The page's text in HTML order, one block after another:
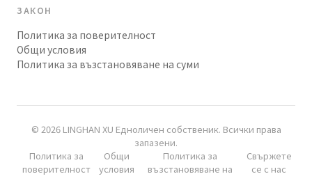
ЗАКОН
Политика за поверителност
Общи условия
Политика за възстановяване на суми
© 2026 LINGHAN XU Едноличен собственик. Всички права
запазени.
Политика за
поверителност
Общи
условия
Политика за
възстановяване на
Свържете
се с нас